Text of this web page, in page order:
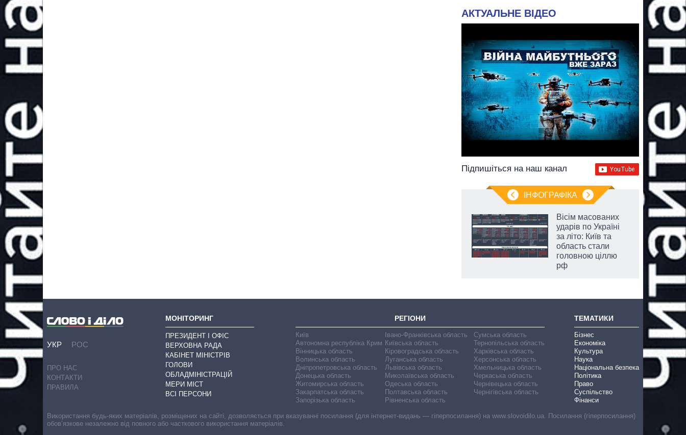
АКТУАЛЬНЕ ВІДЕО
Підпишіться на наш канал
ІНФОГРАФІКА
Вісім масованих
ударів по Україні
за літо: Київ та
область стали
головною ціллю
рф
УКР РОС
ПРО НАС
КОНТАКТИ
ПРАВИЛА
МОНІТОРИНГ
ПРЕЗИДЕНТ І ОФІС
ВЕРХОВНА РАДА
КАБІНЕТ МІНІСТРІВ
ГОЛОВИ
ОБЛАДМІНІСТРАЦІЙ
МЕРИ МІСТ
ВСІ ПЕРСОНИ
РЕГІОНИ
Київ
Автономна республіка Крим
Вінницька область
Волинська область
Дніпропетровська область
Донецька область
Житомирська область
Закарпатська область
Запорізька область
Івано-Франківська область
Київська область
Кіровоградська область
Луганська область
Львівська область
Миколаївська область
Одеська область
Полтавська область
Рівненська область
Сумська область
Тернопільська область
Харківська область
Херсонська область
Хмельницька область
Черкаська область
Чернівецька область
Чернігівська область
ТЕМАТИКИ
Бізнес
Економіка
Культура
Наука
Національна безпека
Політика
Право
Суспільство
Фінанси
Використання будь-яких матеріалів, розміщених на сайті, дозволяється при вказуванні посилання (для інтернет-видань — гіперпосилання) на www.slovoidilo.ua. Посилання (гіперпосилання)
обов’язкове незалежно від повного або часткового використання матеріалів.